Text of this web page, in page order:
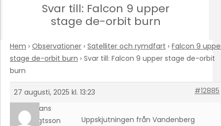
Svar till: Falcon 9 upper
stage de-orbit burn
Hem › Observationer › Satelliter och rymdfart › Falcon 9
stage de-orbit burn › Svar till: Falcon 9 upper stage de-orbit
burn
27 augusti, 2025 kl. 13:23
#12885
Hans
Bengtsson
Uppskjutningen från Vandenberg